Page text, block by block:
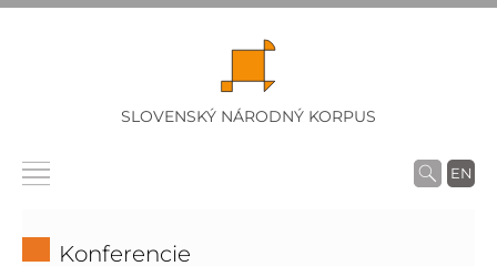
SLOVENSKÝ NÁRODNÝ KORPUS
EN
Konferencie